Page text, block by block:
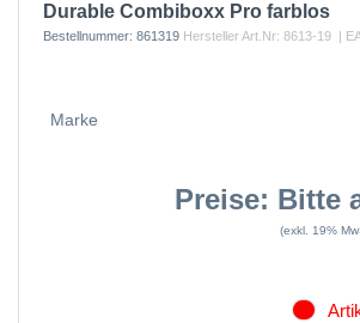
Durable Combiboxx Pro farblos
Bestellnummer: 861319 Hersteller Art.Nr: 8613-19 |
Marke
Preise: Bitte
(exkl. 19%